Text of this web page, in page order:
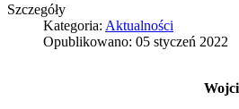
Szczegóły
Kategoria: Aktualności
Opublikowano: 05 styczeń 2022